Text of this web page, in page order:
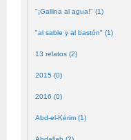
"¡Gallina al agua!" (1)
"al sable y al bastón" (1)
13 relatos (2)
2015 (0)
2016 (0)
Abd-el-Kérim (1)